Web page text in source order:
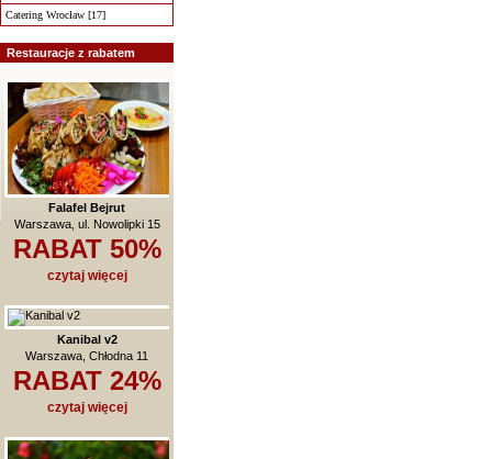
Catering Wrocław [17]
Restauracje z rabatem
Falafel Bejrut
Warszawa, ul. Nowolipki 15
RABAT 50%
czytaj więcej
Kanibal v2
Warszawa, Chłodna 11
RABAT 24%
czytaj więcej